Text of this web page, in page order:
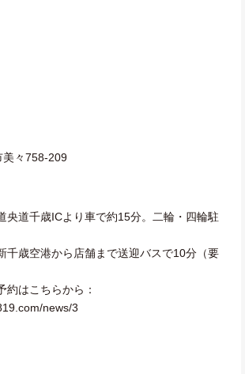
美々758-209
央道千歳ICより車で約15分。二輪・四輪駐
千歳空港から店舗まで送迎バスで10分（要
はこちらから：
news/3